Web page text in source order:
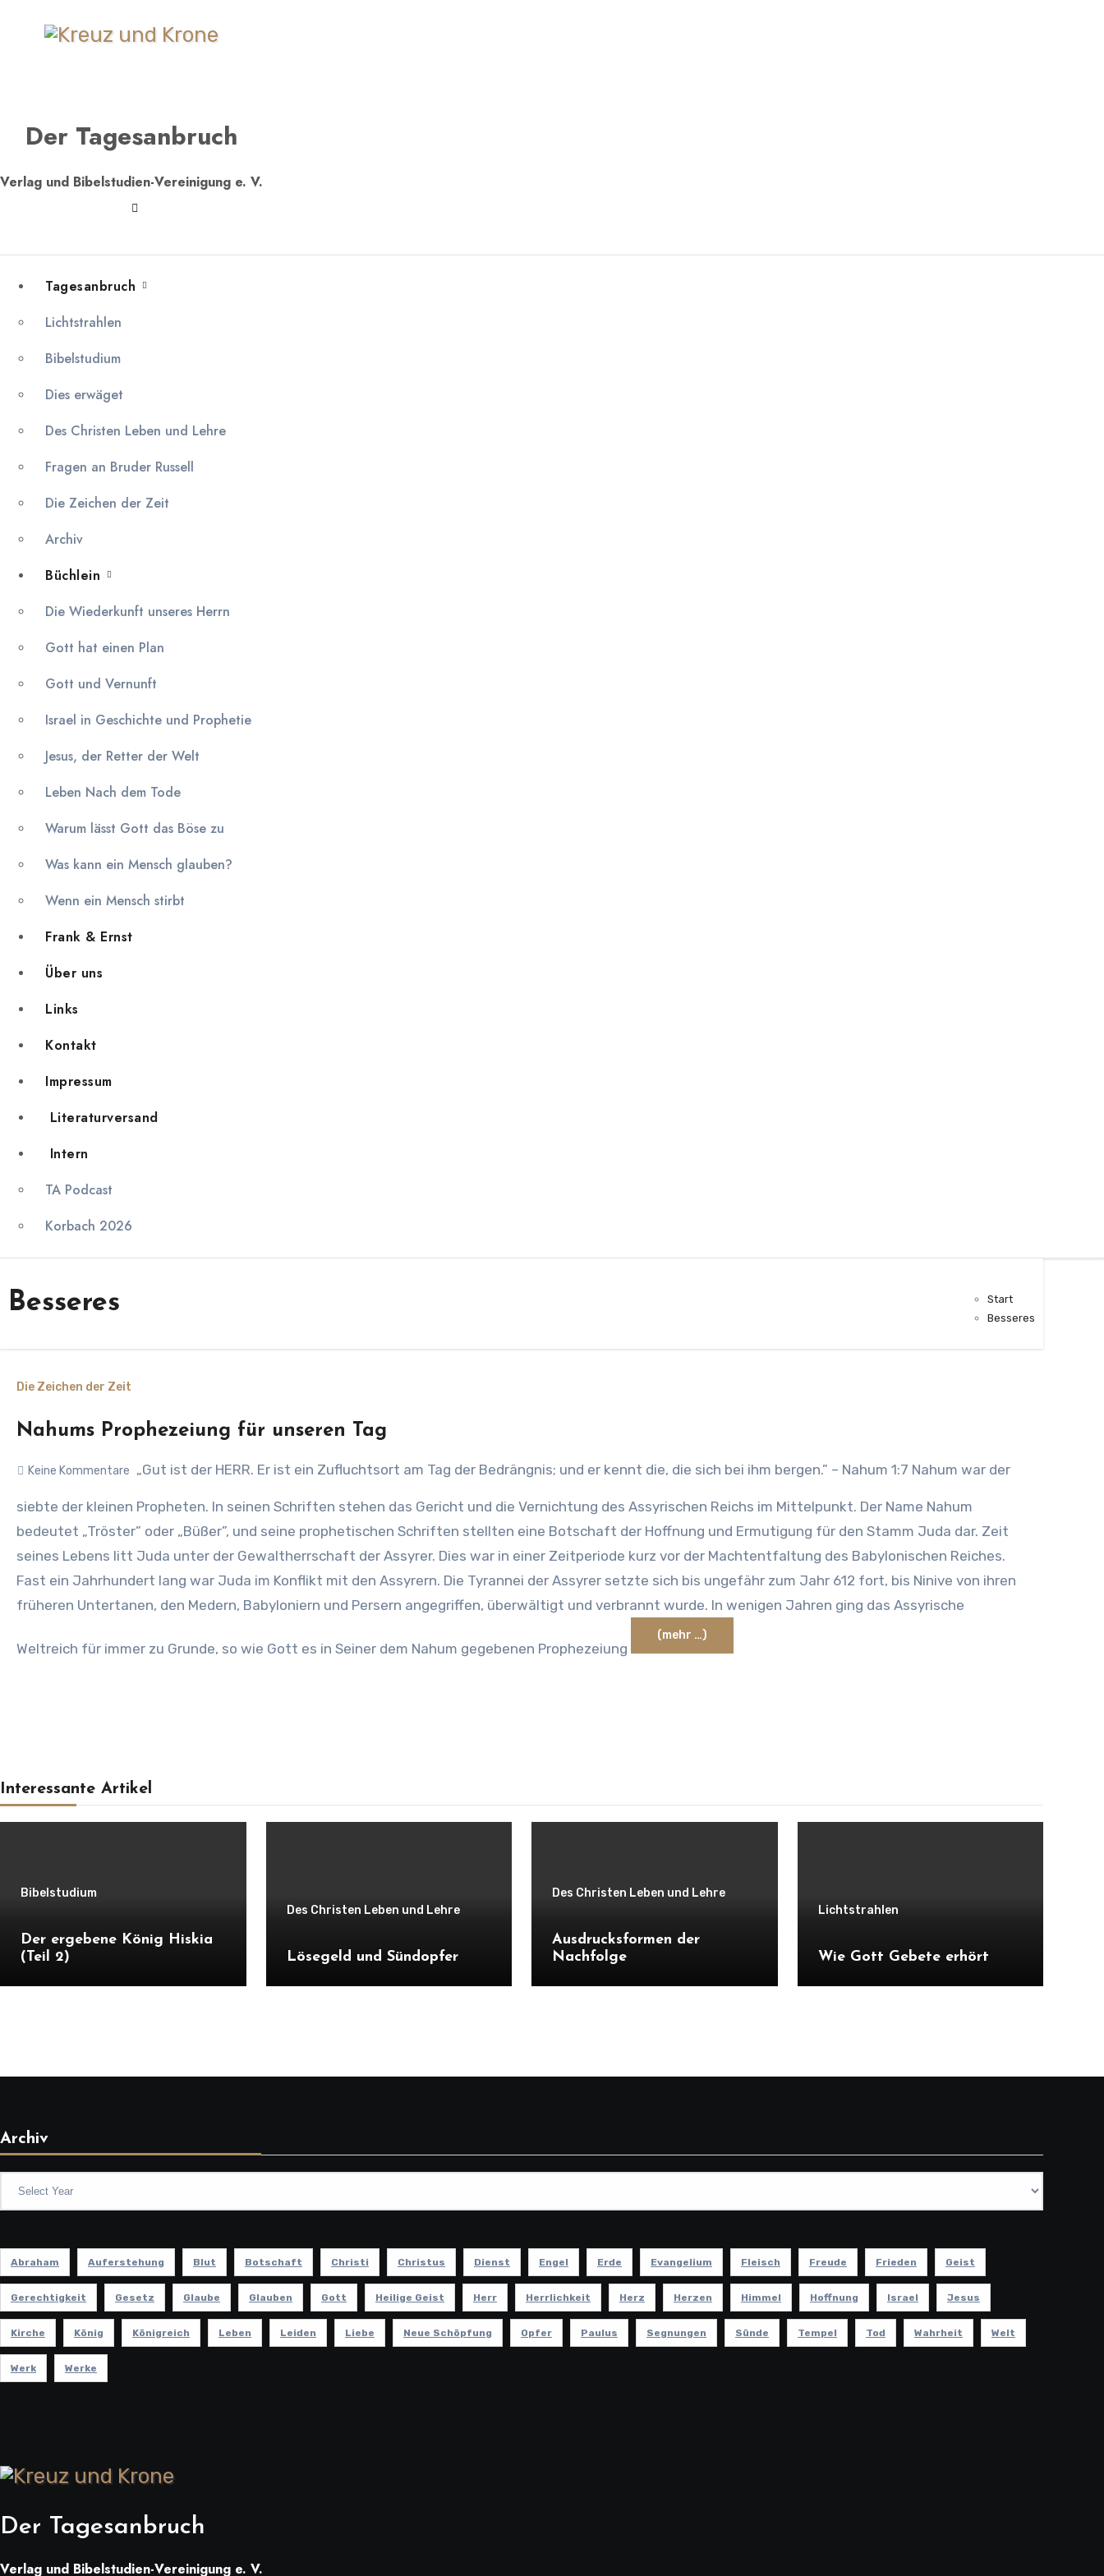
Der Tagesanbruch
Verlag und Bibelstudien-Vereinigung e. V.
Tagesanbruch
Lichtstrahlen
Bibelstudium
Dies erwäget
Des Christen Leben und Lehre
Fragen an Bruder Russell
Die Zeichen der Zeit
Archiv
Büchlein
Die Wiederkunft unseres Herrn
Gott hat einen Plan
Gott und Vernunft
Israel in Geschichte und Prophetie
Jesus, der Retter der Welt
Leben Nach dem Tode
Warum lässt Gott das Böse zu
Was kann ein Mensch glauben?
Wenn ein Mensch stirbt
Frank & Ernst
Über uns
Links
Kontakt
Impressum
Literaturversand
Intern
TA Podcast
Korbach 2026
Besseres
Start
Besseres
Die Zeichen der Zeit
Nahums Prophezeiung für unseren Tag
Keine Kommentare „Gut ist der HERR. Er ist ein Zufluchtsort am Tag der Bedrängnis; und er kennt die, die sich bei ihm bergen.” – Nahum 1:7 Nahum war der
siebte der kleinen Propheten. In seinen Schriften stehen das Gericht und die Vernichtung des Assyrischen Reichs im Mittelpunkt. Der Name Nahum
bedeutet „Tröster” oder „Büßer”, und seine prophetischen Schriften stellten eine Botschaft der Hoffnung und Ermutigung für den Stamm Juda dar. Zeit
seines Lebens litt Juda unter der Gewaltherrschaft der Assyrer. Dies war in einer Zeitperiode kurz vor der Machtentfaltung des Babylonischen Reiches.
Fast ein Jahrhundert lang war Juda im Konflikt mit den Assyrern. Die Tyrannei der Assyrer setzte sich bis ungefähr zum Jahr 612 fort, bis Ninive von ihren
früheren Untertanen, den Medern, Babyloniern und Persern angegriffen, überwältigt und verbrannt wurde. In wenigen Jahren ging das Assyrische
Weltreich für immer zu Grunde, so wie Gott es in Seiner dem Nahum gegebenen Prophezeiung
(mehr …)
Interessante Artikel
Bibelstudium
Der ergebene König Hiskia
(Teil 2)
Des Christen Leben und Lehre
Lösegeld und Sündopfer
Des Christen Leben und Lehre
Ausdrucksformen der
Nachfolge
Lichtstrahlen
Wie Gott Gebete erhört
Archiv
Abraham Auferstehung Blut Botschaft Christi Christus Dienst Engel Erde Evangelium Fleisch Freude Frieden Geist
Gerechtigkeit Gesetz Glaube Glauben Gott Heilige Geist Herr Herrlichkeit Herz Herzen Himmel Hoffnung Israel Jesus
Kirche König Königreich Leben Leiden Liebe Neue Schöpfung Opfer Paulus Segnungen Sünde Tempel Tod Wahrheit Welt
Werk Werke
Der Tagesanbruch
Verlag und Bibelstudien-Vereinigung e. V.